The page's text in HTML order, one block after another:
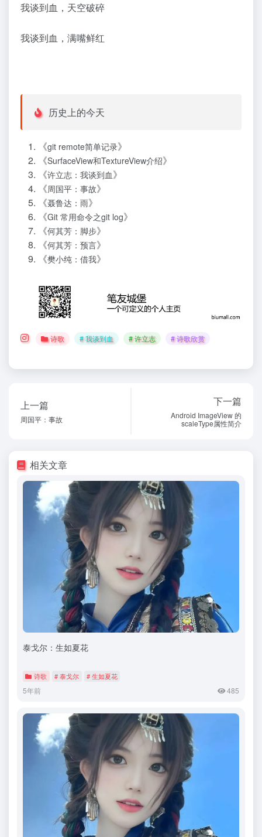
我谈到血，天空破碎
我谈到血，满嘴鲜红
历史上的今天
《git remote简单记录》
《SurfaceView和TextureView介绍》
《许立志：我谈到血》
《周国平：事故》
《聂鲁达：雨》
《Git 常用命令之git log》
《何其芳：脚步》
《何其芳：预言》
《樊小纯：借我》
诗歌 # 我谈到血 # 许立志 # 诗歌欣赏
上一篇
周国平：事故
下一篇
Android ImageView 的
scaleType属性简介
相关文章
泰戈尔：生如夏花
诗歌 # 泰戈尔 # 生如夏花
5年前 485